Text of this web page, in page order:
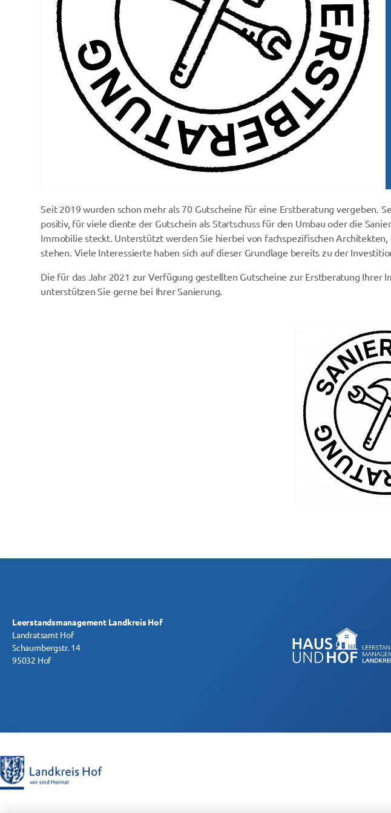
Seit 2019 wurden schon mehr als 70 Gutscheine für eine Erstberatung vergeben.
positiv, für viele diente der Gutschein als Startschuss für den Umbau oder die
Immobilie steckt. Unterstützt werden Sie hierbei von fachspezifischen
stehen. Viele Interessierte haben sich auf dieser Grundlage bereits zu der
Die für das Jahr 2021 zur Verfügung gestellten Gutscheine zur Erstberatung
unterstützen Sie gerne bei Ihrer Sanierung.
Leerstandsmanagement Landkreis Hof
Landratsamt Hof
Schaumbergstr. 14
95032 Hof